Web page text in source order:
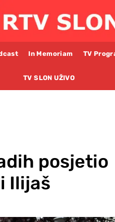
In Memoriam TV
TV SLON UŽIVO
posjetio
Ilijaš